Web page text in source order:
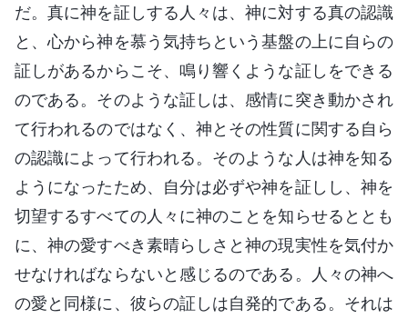
だ。真に神を証しする人々は、神に対する真の認識
と、心から神を慕う気持ちという基盤の上に自らの
証しがあるからこそ、鳴り響くような証しをできる
のである。そのような証しは、感情に突き動かされ
て行われるのではなく、神とその性質に関する自ら
の認識によって行われる。そのような人は神を知る
ようになったため、自分は必ずや神を証しし、神を
切望するすべての人々に神のことを知らせるととも
に、神の愛すべき素晴らしさと神の現実性を気付か
せなければならないと感じるのである。人々の神へ
の愛と同様に、彼らの証しは自発的である。それは